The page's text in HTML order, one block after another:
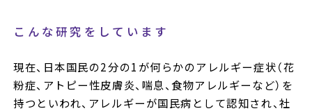
こんな研究をしています
現在、日本国民の2分の1が何らかのアレルギー症状（花
粉症、アトピー性皮膚炎、喘息、食物アレルギーなど）を
持つといわれ、アレルギーが国民病として認知され、社